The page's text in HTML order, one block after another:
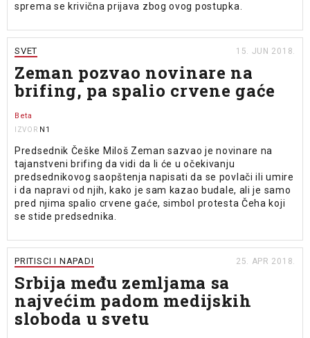
sprema se krivična prijava zbog ovog postupka.
SVET 15. JUN 2018.
Zeman pozvao novinare na
brifing, pa spalio crvene gaće
Beta
IZVOR N1
Predsednik Češke Miloš Zeman sazvao je novinare na
tajanstveni brifing da vidi da li će u očekivanju
predsednikovog saopštenja napisati da se povlači ili umire
i da napravi od njih, kako je sam kazao budale, ali je samo
pred njima spalio crvene gaće, simbol protesta Čeha koji
se stide predsednika.
PRITISCI I NAPADI 25. APR 2018.
Srbija među zemljama sa
najvećim padom medijskih
sloboda u svetu